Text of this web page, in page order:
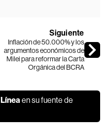
Siguiente
Inflación de 50.000% y los
argumentos económicos de
Milei para reformar la Carta
Orgánica del BCRA
en su fuente de